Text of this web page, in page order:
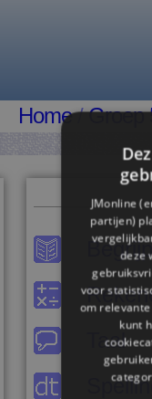
Home/Groep
Taal
JMonline
partijen)
deze
voor
om
kunt